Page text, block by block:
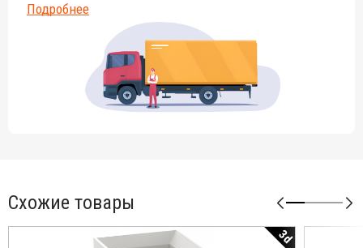
Подробнее
Схожие товары
3d